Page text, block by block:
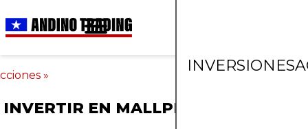
INVERSIONES
»
EN MALLPLAZA